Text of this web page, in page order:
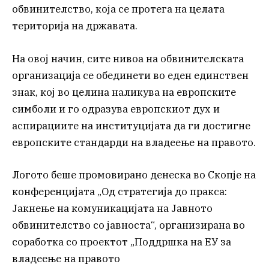
обвинителство, која се протега на целата
територија на државата.
На овој начин, сите нивоа на обвинителската
организација се обединети во еден единствен
знак, кој во целина наликува на европските
симболи и го одразува европскиот дух и
аспирациите на институцијата да ги достигне
европските стандарди на владеење на правото.
Логото беше промовирано денеска во Скопје на
конференцијата „Од стратегија до пракса:
Јакнење на комуникацијата на Јавното
обвинителство со јавноста“, организирана во
соработка со проектот „Поддршка на ЕУ за
владеење на правото